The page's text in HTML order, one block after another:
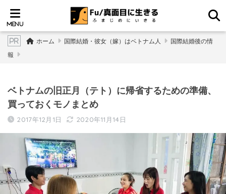
ホーム 国際結婚・彼女（嫁）はベトナム人 国際結婚後の情
報
ベトナムの旧正月（テト）に帰省するための準備、
買っておくモノまとめ
2017年12月1日 2020年11月14日